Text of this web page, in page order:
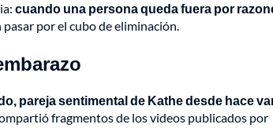
cuando una persona queda fuera por
pasar por el cubo de eliminación.
pareja sentimental de Kathe desde hace
fragmentos de los videos publicados por